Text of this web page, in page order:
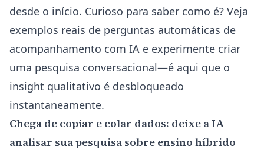
desde o início. Curioso para saber como é? Veja
exemplos reais de perguntas automáticas de
acompanhamento com IA e experimente criar
uma pesquisa conversacional—é aqui que o
insight qualitativo é desbloqueado
instantaneamente.
Chega de copiar e colar dados: deixe a IA
analisar sua pesquisa sobre ensino híbrido